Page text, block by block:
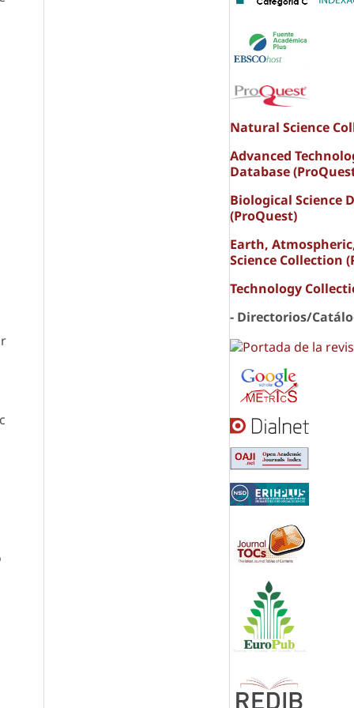
Natural Science
Advanced
Database
Biological Science
(ProQuest)
Earth,
Science Collection
Technology
- Directorios/